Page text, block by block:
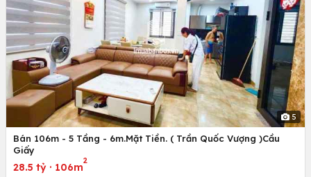
5
Bán 106m - 5 Tầng - 6m.Mặt Tiền. ( Trần Quốc Vượng )Cầu
Giấy
28.5 tỷ · 106m
2